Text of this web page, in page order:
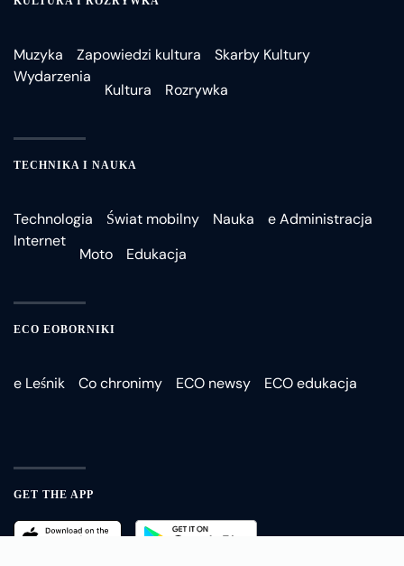
Muzyka Zapowiedzi kultura
Skarby Kultury
Wydarzenia
Kultura Rozrywka
TECHNIKA I NAUKA
Technologia Świat mobilny Nauka
e Administracja
Internet
Moto Edukacja
ECO EOBORNIKI
e Leśnik Co chronimy ECO newsy ECO edukacja
GET THE APP